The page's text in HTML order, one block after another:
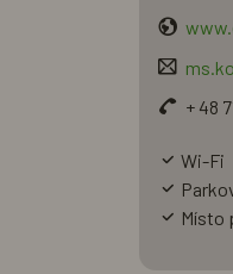
+ 48
Wi-Fi
Místo